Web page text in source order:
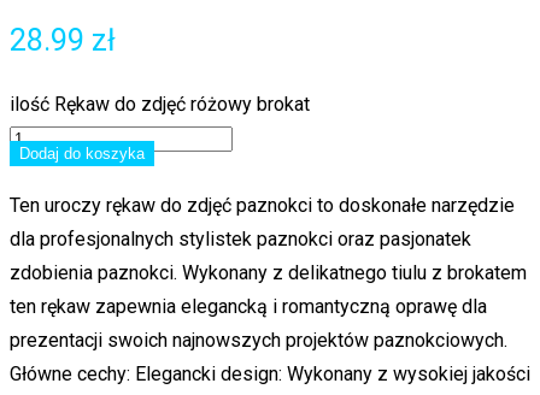
28.99 zł
ilość Rękaw do zdjęć różowy brokat
Dodaj do koszyka
Ten uroczy rękaw do zdjęć paznokci to doskonałe narzędzie
dla profesjonalnych stylistek paznokci oraz pasjonatek
zdobienia paznokci. Wykonany z delikatnego tiulu z brokatem
ten rękaw zapewnia elegancką i romantyczną oprawę dla
prezentacji swoich najnowszych projektów paznokciowych.
Główne cechy: Elegancki design: Wykonany z wysokiej jakości